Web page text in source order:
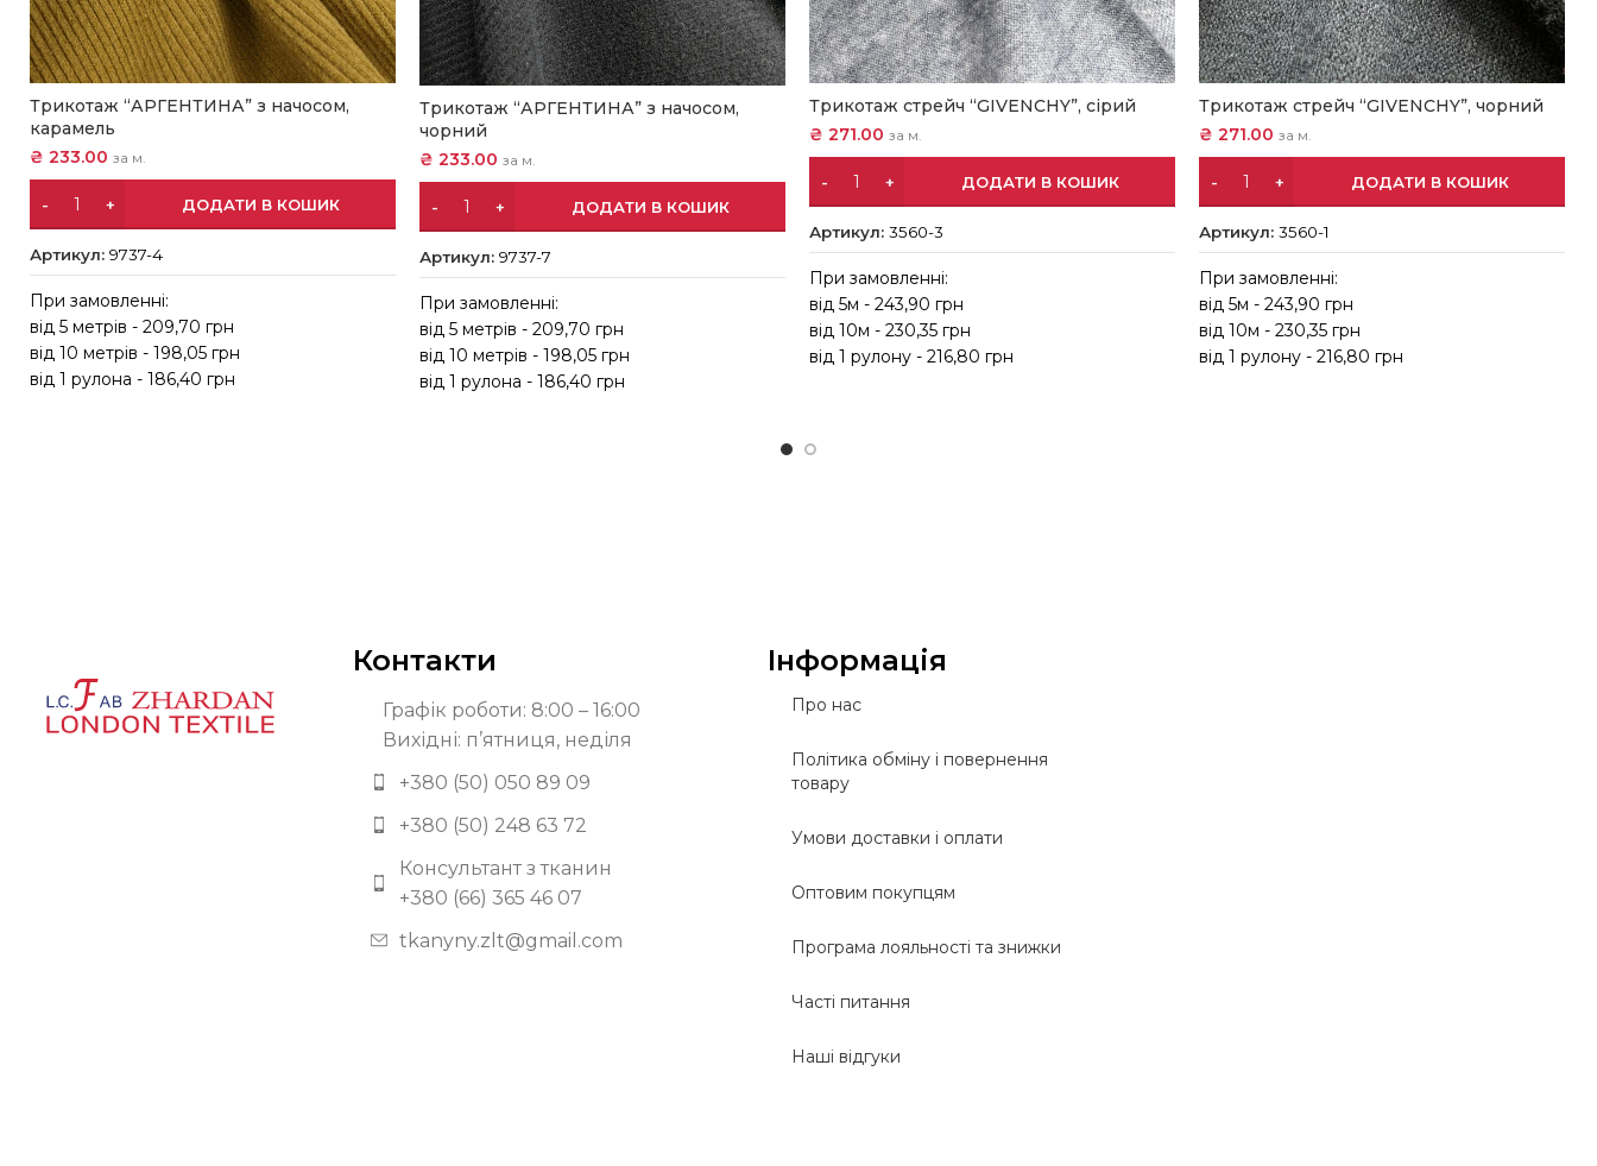
Трикотаж “АРГЕНТИНА” з начосом,
карамель
₴ 233.00 за м.
ДОДАТИ В КОШИК
Артикул:9737-4
При замовленні:
від 5 метрів - 209,70 грн
від 10 метрів - 198,05 грн
від 1 рулона - 186,40 грн
Трикотаж “АРГЕНТИНА” з начосом,
чорний
₴ 233.00 за м.
ДОДАТИ В КОШИК
Артикул:9737-7
При замовленні:
від 5 метрів - 209,70 грн
від 10 метрів - 198,05 грн
від 1 рулона - 186,40 грн
Трикотаж стрейч “GIVENCHY”, сірий
₴ 271.00 за м.
ДОДАТИ В КОШИК
Артикул:3560-3
При замовленні:
від 5м - 243,90 грн
від 10м - 230,35 грн
від 1 рулону - 216,80 грн
Трикотаж стрейч “GIVENCHY”, чорний
₴ 271.00 за м.
ДОДАТИ В КОШИК
Артикул:3560-1
При замовленні:
від 5м - 243,90 грн
від 10м - 230,35 грн
від 1 рулону - 216,80 грн
Контакти
Графік роботи: 8:00 – 16:00
Вихідні: п’ятниця, неділя
+380 (50) 050 89 09
+380 (50) 248 63 72
Консультант з тканин
+380 (66) 365 46 07
tkanyny.zlt@gmail.com
Інформація
Про нас
Політика обміну і повернення
товару
Умови доставки і оплати
Оптовим покупцям
Програма лояльності та знижки
Часті питання
Наші відгуки